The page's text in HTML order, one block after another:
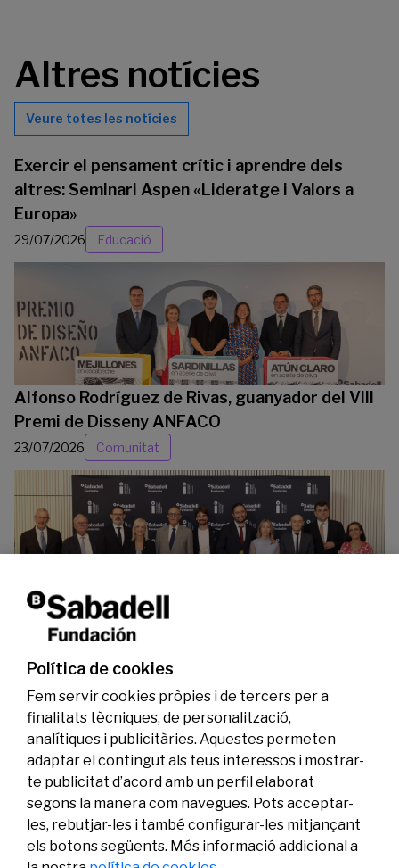
Altres notícies
Veure totes les notícies
Exercir el pensament crític i aprendre dels
altres: Seminari Aspen «Lideratge i Valors a
Europa»
29/07/2026 Educació
Alfonso Rodríguez de Rivas, guanyador del VIII
Premi de Disseny ANFACO
23/07/2026 Comunitat
La Fundació Banc Sabadell reconeix a dos
investigadors en els àmbits de l’edició del
genoma i l’energia neta
Legal Activitat Social
Política de cookies
Fem servir cookies pròpies i de tercers per a
finalitats tècniques, de personalització,
analítiques i publicitàries. Aquestes permeten
adaptar el contingut als teus interessos i mostrar-
te publicitat d’acord amb un perfil elaborat
segons la manera com navegues. Pots acceptar-
les, rebutjar-les i també configurar-les mitjançant
els botons següents. Més informació addicional a